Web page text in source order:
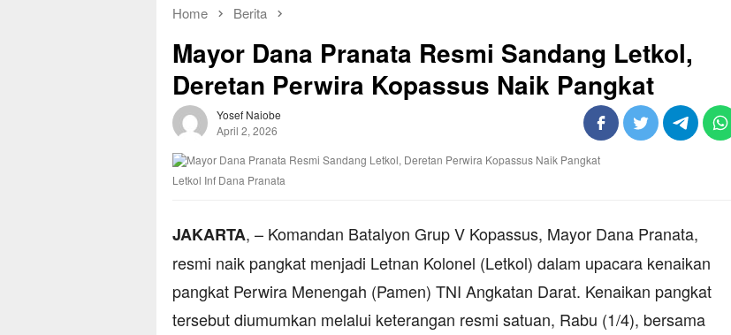
Home Berita
Mayor Dana Pranata Resmi Sandang Letkol,
Deretan Perwira Kopassus Naik Pangkat
Yosef Naiobe
April 2, 2026
Letkol Inf Dana Pranata
JAKARTA, – Komandan Batalyon Grup V Kopassus, Mayor Dana Pranata,
resmi naik pangkat menjadi Letnan Kolonel (Letkol) dalam upacara kenaikan
pangkat Perwira Menengah (Pamen) TNI Angkatan Darat. Kenaikan pangkat
tersebut diumumkan melalui keterangan resmi satuan, Rabu (1/4), bersama